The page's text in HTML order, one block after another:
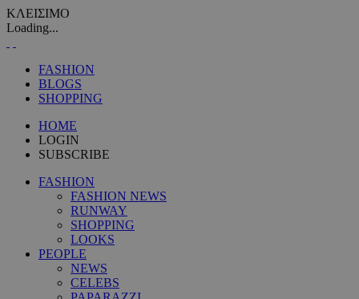
ΚΛΕΙΣΙΜΟ
Loading...
FASHION
BLOGS
SHOPPING
HOME
LOGIN
SUBSCRIBE
FASHION
FASHION NEWS
RUNWAY
SHOPPING
LOOKS
PEOPLE
NEWS
CELEBS